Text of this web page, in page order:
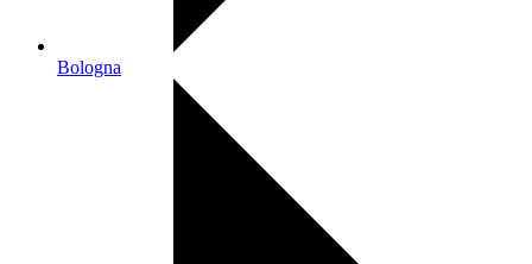
Bologna